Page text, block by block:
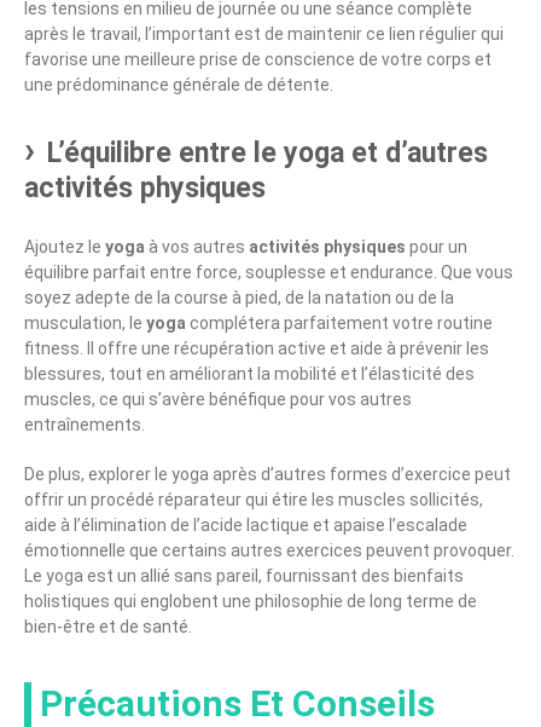
les tensions en milieu de journée ou une séance complète
après le travail, l’important est de maintenir ce lien régulier qui
favorise une meilleure prise de conscience de votre corps et
une prédominance générale de détente.
L’équilibre entre le yoga et d’autres
activités physiques
Ajoutez le yoga à vos autres activités physiques pour un
équilibre parfait entre force, souplesse et endurance. Que vous
soyez adepte de la course à pied, de la natation ou de la
musculation, le yoga complétera parfaitement votre routine
fitness. Il offre une récupération active et aide à prévenir les
blessures, tout en améliorant la mobilité et l’élasticité des
muscles, ce qui s’avère bénéfique pour vos autres
entraînements.
De plus, explorer le yoga après d’autres formes d’exercice peut
offrir un procédé réparateur qui étire les muscles sollicités,
aide à l’élimination de l’acide lactique et apaise l’escalade
émotionnelle que certains autres exercices peuvent provoquer.
Le yoga est un allié sans pareil, fournissant des bienfaits
holistiques qui englobent une philosophie de long terme de
bien-être et de santé.
Précautions Et Conseils